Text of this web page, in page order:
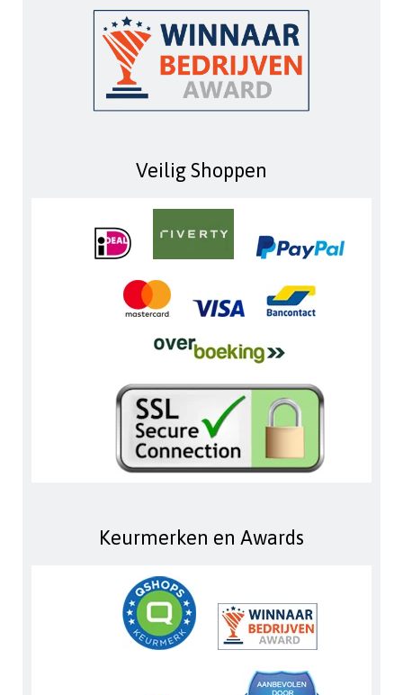
Veilig Shoppen
Keurmerken en Awards